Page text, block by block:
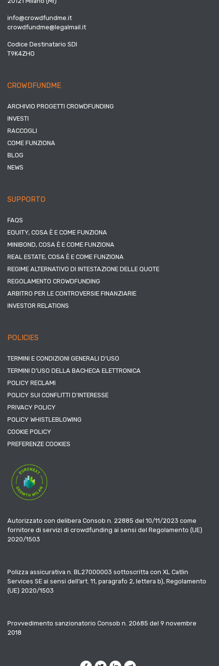
info@crowdfundme.it
crowdfundme@legalmail.it
Codice Destinatario SDI
T9K4ZHO
CROWDFUNDME
ARCHIVIO PROGETTI CROWDFUNDING
INVESTI
RACCOGLI
COME FUNZIONA
BLOG
NEWS
SUPPORTO
FAQS
EQUITY, COSA È E COME FUNZIONA
MINIBOND, COSA È E COME FUNZIONA
REAL ESTATE, COSA È E COME FUNZIONA
REGIME ALTERNATIVO DI INTESTAZIONE DELLE QUOTE
REGOLAMENTO CROWDFUNDING
ARBITRO PER LE CONTROVERSIE FINANZIARIE
INVESTOR RELATIONS
POLICIES
TERMINI E CONDIZIONI GENERALI D’USO
TERMINI D’USO DELLA BACHECA ELETTRONICA
POLICY RECLAMI
POLICY SUI CONFLITTI D’INTERESSE
PRIVACY POLICY
POLICY WHISTLEBLOWING
COOKIE POLICY
PREFERENZE COOKIES
Autorizzato con delibera Consob n. 22885 del 10/11/2023 come
fornitore di servizi di crowdfunding ai sensi del Regolamento (UE)
2020/1503
Polizza assicurativa n. BL27000003 sottoscritta con XL Catlin
Services SE ai sensi dell’art. 11, paragrafo 2, lettera b), Regolamento
(UE) 2020/1503
Provvedimento sanzionatorio Consob n. 20685 del 9 novembre
2018